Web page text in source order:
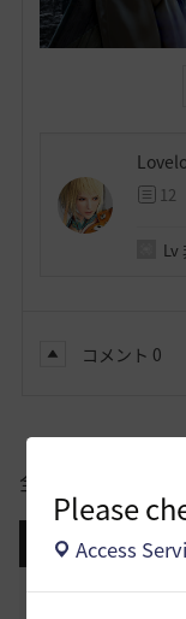
Please
Access
12
Lv
コメント 0
全体
登録日順 検
止まらない